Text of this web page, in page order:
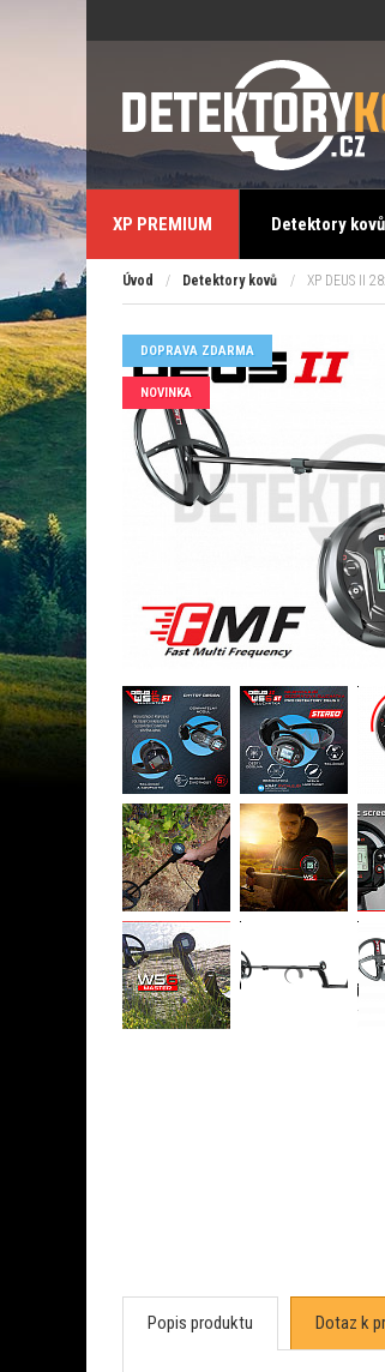
XP PREMIUM Detektory kovů
Úvod / Detektory kovů / XP DEUS II
DOPRAVA ZDARMA
NOVINKA
Popis produktu Dotaz k